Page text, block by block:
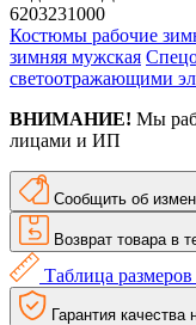
6203231000
Костюмы рабочие
зимняя мужская
светоотражающими
ВНИМАНИЕ! Мы
лицами и ИП
Сообщить об
Возврат товара в
Таблица размеров
Гарантия качества